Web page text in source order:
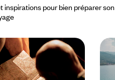
pour bien préparer son